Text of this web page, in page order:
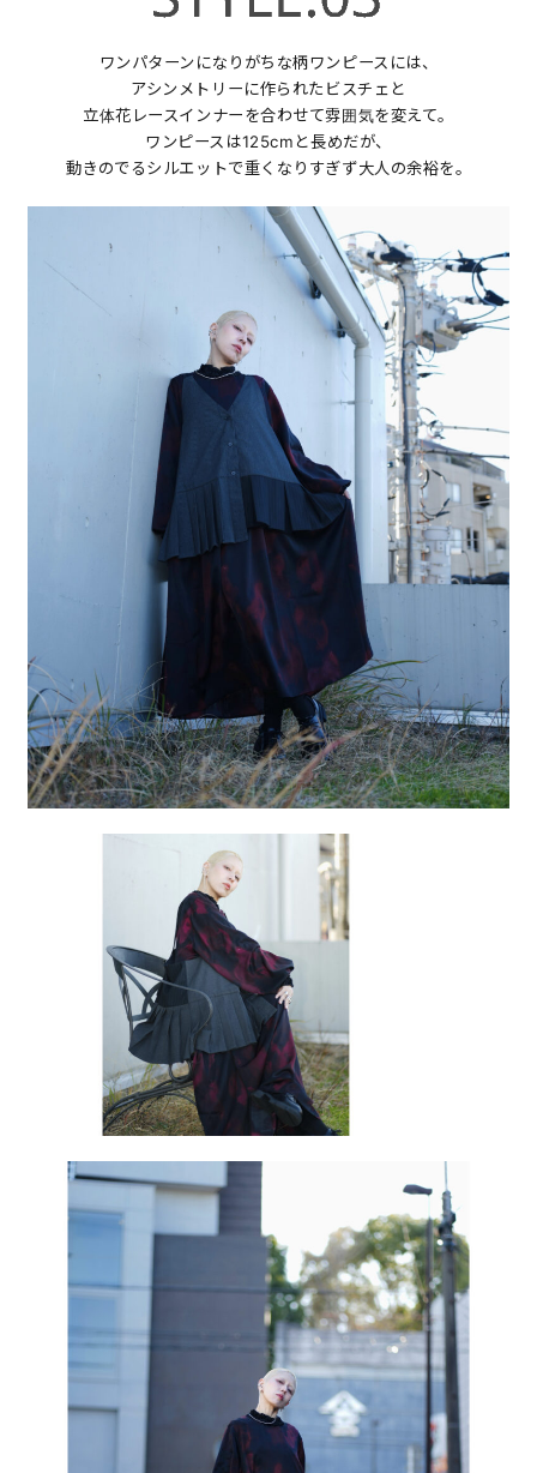
ワンパターンになりがちな柄ワンピースには、
アシンメトリーに作られたビスチェと
立体花レースインナーを合わせて雰囲気を変えて。
ワンピースは125cmと長めだが、
動きのでるシルエットで重くなりすぎず大人の余裕を。